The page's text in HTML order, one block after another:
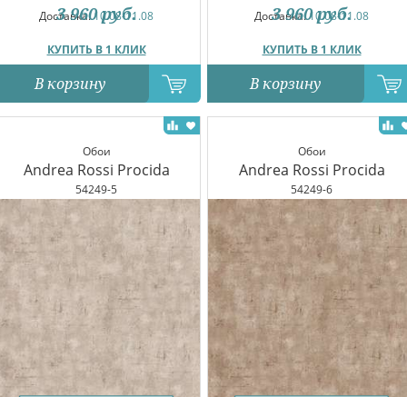
Доставка:10.08-11.08
КУПИТЬ В 1 КЛИК
3 960 руб.
В корзину
Доставка:10.08-11.08
КУПИТЬ В 1 КЛИК
3 960 руб.
В корзину
Обои
Andrea Rossi Procida
54249-5
Обои
Andrea Rossi Procida
54249-6